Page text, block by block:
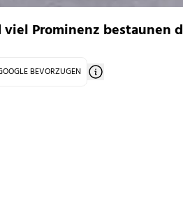
viel Prominenz bestaunen
BEVORZUGEN